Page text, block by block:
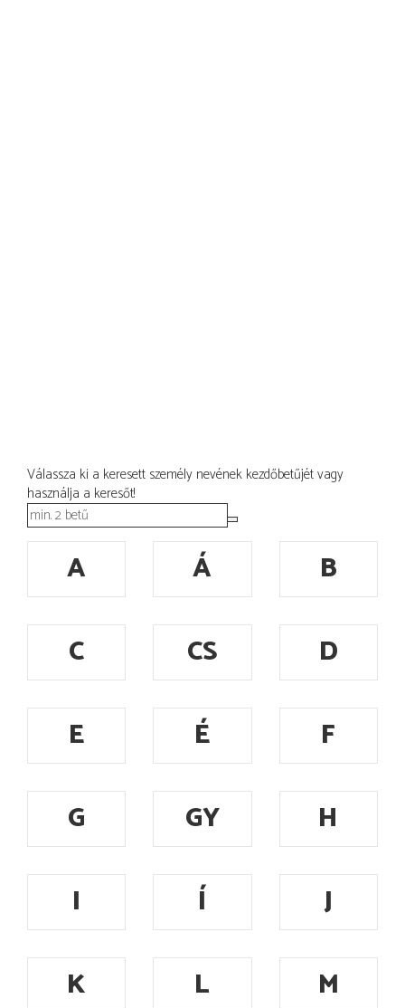
Válassza ki a keresett személy nevének kezdőbetűjét vagy
használja a keresőt!
A Á
B
C
CS
D
E
É
F
G
GY
H
I
Í
J
K
L
M